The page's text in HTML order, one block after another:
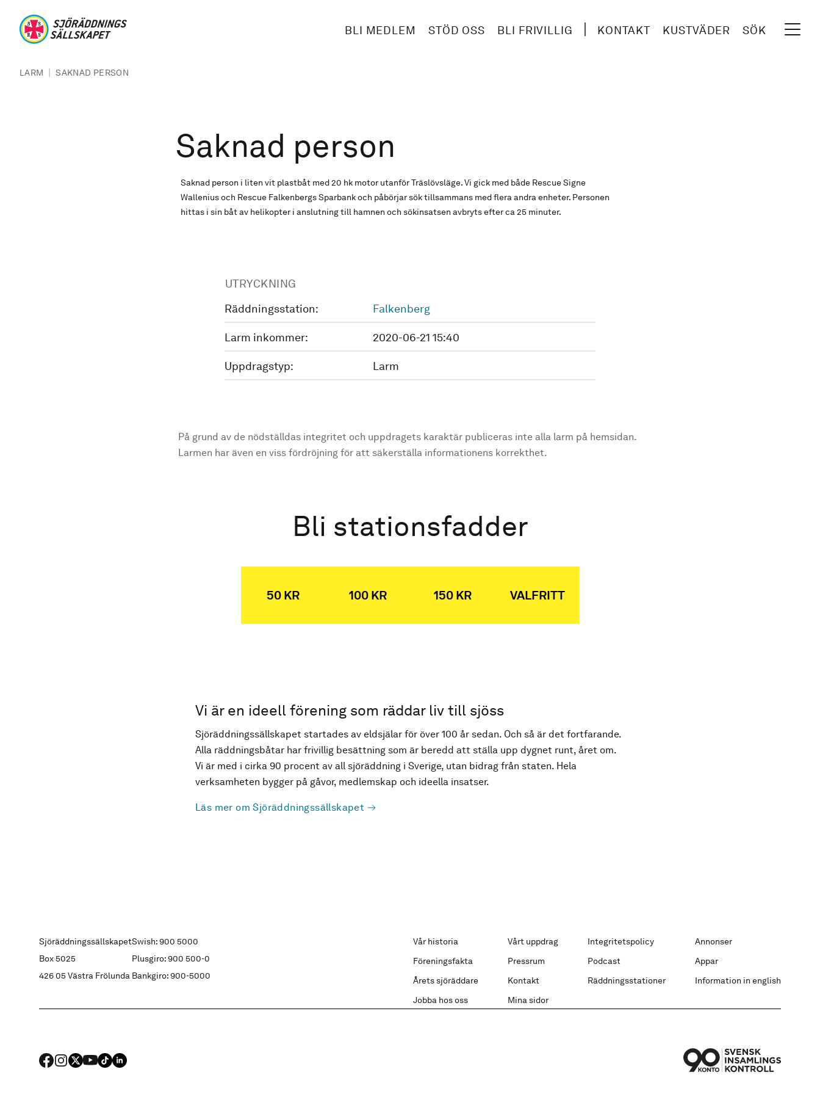
BLI MEDLEM STÖD OSS BLI FRIVILLIG KONTAKT KUSTVÄDER SÖK
LARM | SAKNAD PERSON
Saknad person
Saknad person i liten vit plastbåt med 20 hk motor utanför Träslövsläge. Vi gick med både Rescue Signe
Wallenius och Rescue Falkenbergs Sparbank och påbörjar sök tillsammans med flera andra enheter. Personen
hittas i sin båt av helikopter i anslutning till hamnen och sökinsatsen avbryts efter ca 25 minuter.
UTRYCKNING
Räddningsstation:
Falkenberg
Larm inkommer: 2020-06-21 15:40
Uppdragstyp: Larm
På grund av de nödställdas integritet och uppdragets karaktär publiceras inte alla larm på hemsidan.
Larmen har även en viss fördröjning för att säkerställa informationens korrekthet.
Bli stationsfadder
50 KR 100 KR 150 KR VALFRITT
Vi är en ideell förening som räddar liv till sjöss
Sjöräddningssällskapet startades av eldsjälar för över 100 år sedan. Och så är det fortfarande.
Alla räddningsbåtar har frivillig besättning som är beredd att ställa upp dygnet runt, året om.
Vi är med i cirka 90 procent av all sjöräddning i Sverige, utan bidrag från staten. Hela
verksamheten bygger på gåvor, medlemskap och ideella insatser.
Läs mer om Sjöräddningssällskapet
Sjöräddningssällskapet
Box 5025
426 05 Västra Frölunda
Swish: 900 5000
Plusgiro: 900 500-0
Bankgiro: 900-5000
Vår historia Vårt uppdrag Integritetspolicy
Annonser
Föreningsfakta
Pressrum Podcast
Appar
Årets sjöräddare
Kontakt Räddningsstationer
Information in english
Jobba hos oss
Mina sidor
FACEBOOK
Instagram
X YouTube
TIKTOKLINKED IN